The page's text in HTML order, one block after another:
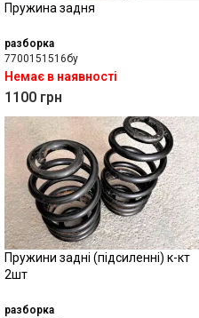
Пружина задня
разборка
7700151516бу
Немає в наявності
1100 грн
Пружини задні (підсиленні) к-кт
2шт
разборка